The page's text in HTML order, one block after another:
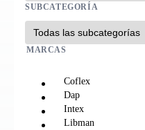
SUBCATEGORÍA
MARCAS
Coflex
Dap
Intex
Libman